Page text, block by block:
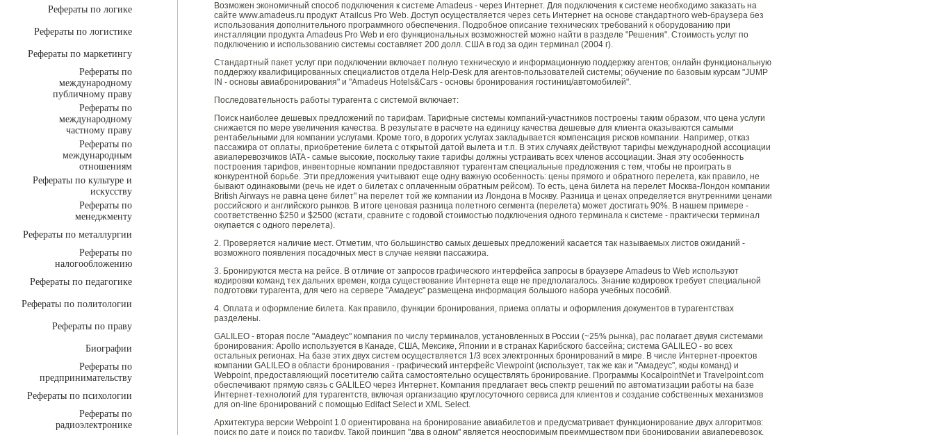
Рефераты по логике
Рефераты по логистике
Рефераты по маркетингу
Рефераты по
международному
публичному праву
Рефераты по
международному
частному праву
Рефераты по
международным
отношениям
Рефераты по культуре и
искусству
Рефераты по
менеджменту
Рефераты по металлургии
Рефераты по
налогообложению
Рефераты по педагогике
Рефераты по политологии
Рефераты по праву
Биографии
Рефераты по
предпринимательству
Рефераты по психологии
Рефераты по
радиоэлектронике
Возможен экономичный способ подключения к системе Amadeus - через Интернет. Для подключения к системе необходимо заказать на
сайте www.amadeus.ru продукт Атаilcus Pro Web. Доступ осуществляется через сеть Интернет на основе стандартного web-браузера без
использования дополнительного программного обеспечения. Подробное описание технических требований к оборудованию при
инсталляции продукта Amadeus Pro Web и его функциональных возможностей можно найти в разделе "Решения". Стоимость услуг по
подключению и использованию системы составляет 200 долл. США в год за один терминал (2004 г).
Стандартный пакет услуг при подключении включает полную техническую и информационную поддержку агентов; онлайн функциональную
поддержку квалифицированных специалистов отдела Help-Desk для агентов-пользователей системы; обучение по базовым курсам "JUMP
IN - основы авиабронирования" и "Amadeus Hotels&Cars - основы бронирования гостиниц/автомобилей".
Последовательность работы турагента с системой включает:
Поиск наиболее дешевых предложений по тарифам. Тарифные системы компаний-участников построены таким образом, что цена услуги
снижается по мере увеличения качества. В результате в расчете на единицу качества дешевые для клиента оказываются самыми
рентабельными для компании услугами. Кроме того, в дорогих услугах закладывается компенсация рисков компании. Например, отказ
пассажира от оплаты, приобретение билета с открытой датой вылета и т.п. В этих случаях действуют тарифы международной ассоциации
авиаперевозчиков IATA - самые высокие, поскольку такие тарифы должны устраивать всех членов ассоциации. Зная эту особенность
построения тарифов, инвенторные компании предоставляют турагентам специальные предложения с тем, чтобы не проиграть в
конкурентной борьбе. Эти предложения учитывают еще одну важную особенность: цены прямого и обратного перелета, как правило, не
бывают одинаковыми (речь не идет о билетах с оплаченным обратным рейсом). То есть, цена билета на перелет Москва-Лондон компании
British Airways не равна цене билет" на перелет той же компании из Лондона в Москву. Разница и ценах определяется внутренними ценами
российского и английского рынков. В итоге ценовая разница полетного сегмента (перелета) может достигать 90%. В нашем примере -
соответственно $250 и $2500 (кстати, сравните с годовой стоимостью подключения одного терминала к системе - практически терминал
окупается с одного перелета).
2. Проверяется наличие мест. Отметим, что большинство самых дешевых предложений касается так называемых листов ожиданий -
возможного появления посадочных мест в случае неявки пассажира.
3. Бронируются места на рейсе. В отличие от запросов графического интерфейса запросы в браузере Amadeus to Web используют
кодировки команд тех дальних времен, когда существование Интернета еще не предполагалось. Знание кодировок требует специальной
подготовки турагента, для чего на сервере "Амадеус" размещена информация большого набора учебных пособий.
4. Оплата и оформление билета. Как правило, функции бронирования, приема оплаты и оформления документов в турагентствах
разделены.
GALILEO - вторая после "Амадеус" компания по числу терминалов, установленных в России (~25% рынка), рас полагает двумя системами
бронирования: Apollo используется в Канаде, США, Мексике, Японии и в странах Карибского бассейна; система GALILEO - во всех
остальных регионах. На базе этих двух систем осуществляется 1/3 всех электронных бронирований в мире. В числе Интернет-проектов
компании GALILEO в области бронирования - графический интерфейс Viewpoint (использует, так же как и "Амадеус", коды команд) и
Webpoint, предоставляющий посетителю сайта самостоятельно осуществлять бронирование. Программы KocalpointNet и Travelpoint.com
обеспечивают прямую связь с GALILEO через Интернет. Компания предлагает весь спектр решений по автоматизации работы на базе
Интернет-технологий для турагентств, включая организацию круглосуточного сервиса для клиентов и создание собственных механизмов
для on-line бронирований с помощью Edifact Select и XML Select.
Архитектура версии Webpoint 1.0 ориентирована на бронирование авиабилетов и предусматривает функционирование двух алгоритмов:
поиск по дате и поиск по тарифу. Такой принцип "два в одном" является неоспоримым преимуществом при бронировании авиаперевозок,